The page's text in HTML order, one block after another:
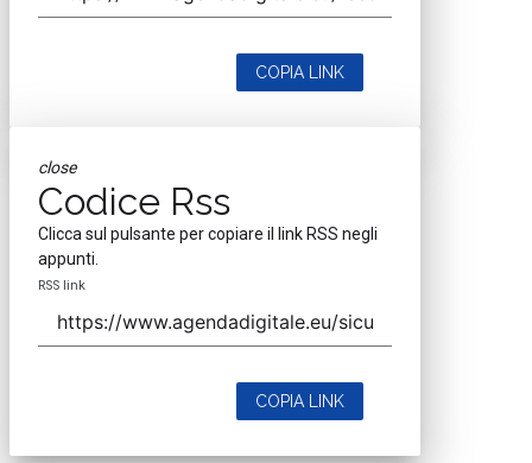
COPIA LINK
close
Codice Rss
Clicca sul pulsante per copiare il link RSS negli
appunti.
RSS link
COPIA LINK